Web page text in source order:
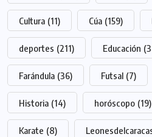
Cultura (11) Cúa (159)
deportes (211) Educación
Farándula (36) Futsal (7)
Historia (14) horóscopo (19)
Karate (8)